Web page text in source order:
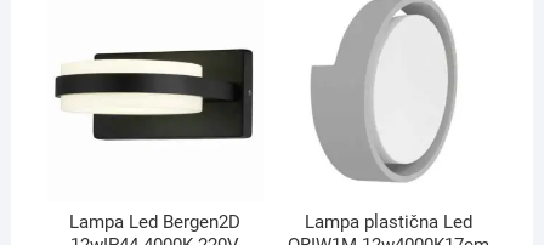
Lampa Led Bergen2D
Lampa plastična Led